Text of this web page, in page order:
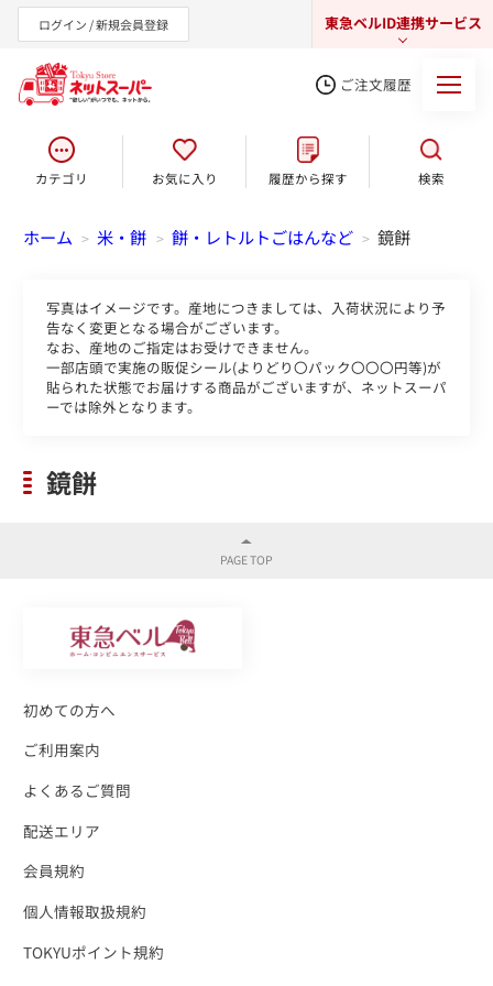
ログイン / 新規会員登録 東急ベルID連携サービス
東急オンラインショップ
ご注文履歴
カテゴリ お気に入り 履歴から探す 検索
ホーム > 米・餅 > 餅・レトルトごはんなど > 鏡餅
写真はイメージです。産地につきましては、入荷状況により予
告なく変更となる場合がございます。
なお、産地のご指定はお受けできません。
一部店頭で実施の販促シール(よりどり〇パック〇〇〇円等)が
貼られた状態でお届けする商品がございますが、ネットスーパ
ーでは除外となります。
鏡餅
初めての方へ
ご利用案内
よくあるご質問
配送エリア
会員規約
個人情報取扱規約
TOKYUポイント規約